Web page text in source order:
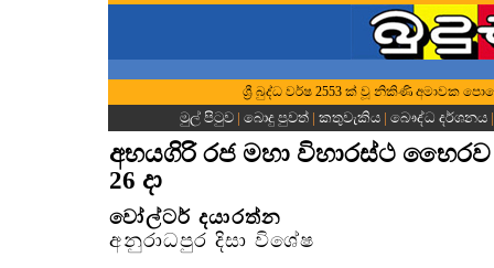
ශ්‍රී බුද්ධ වර්ෂ 2553 ක් වූ නිකිණි අමාවක
මුල් පිටුව | බොදු පුවත්| කතුවැකිය| බෞද්ධ දර්ශනය
අභයගිරි රජ මහා විහාරස්ථ භෛරව
26 දා
වෝල්ටර් දයාරත්න
අනුරාධපුර දිසා විශේෂ